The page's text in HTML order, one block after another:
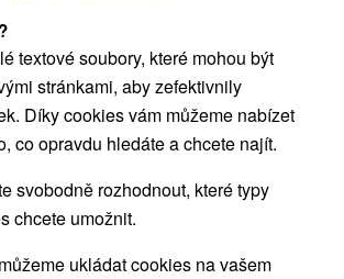
textové soubory, které mohou být
stránkami, aby zefektivnily
Díky cookies vám můžeme nabízet
co opravdu hledáte a chcete najít.
svobodně rozhodnout, které typy
chcete umožnit.
ukládat cookies na vašem